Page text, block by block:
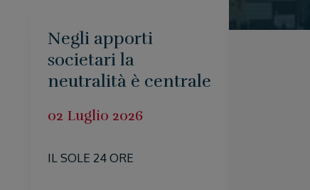
Negli apporti
societari la
neutralità è centrale
02 Luglio 2026
IL SOLE 24 ORE